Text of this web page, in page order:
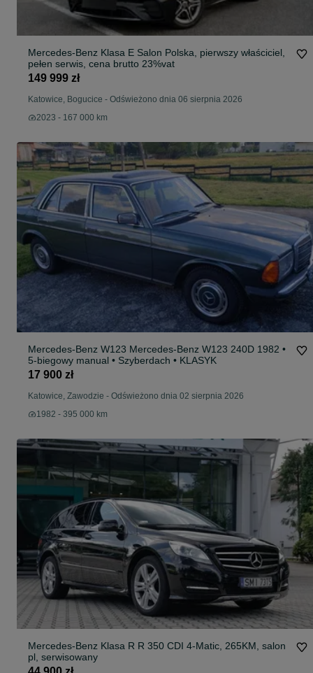
Mercedes-Benz Klasa E Salon Polska, pierwszy właściciel,
pełen serwis, cena brutto 23%vat
149 999 zł
Katowice, Bogucice - Odświeżono dnia 06 sierpnia 2026
2023 - 167 000 km
Mercedes-Benz W123 Mercedes-Benz W123 240D 1982 •
5-biegowy manual • Szyberdach • KLASYK
17 900 zł
Katowice, Zawodzie - Odświeżono dnia 02 sierpnia 2026
1982 - 395 000 km
Mercedes-Benz Klasa R R 350 CDI 4-Matic, 265KM, salon
pl, serwisowany